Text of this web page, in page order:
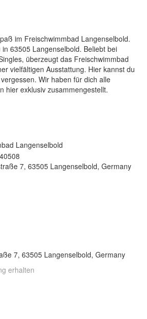
im Freischwimmbad Langenselbold.
63505 Langenselbold. Beliebt bei
überzeugt das Freischwimmbad
vielfältigen Ausstattung. Hier kannst du
Wir haben für dich alle
hier exklusiv zusammengestellt.
Langenselbold
7, 63505 Langenselbold, Germany
7, 63505 Langenselbold, Germany
erhalten